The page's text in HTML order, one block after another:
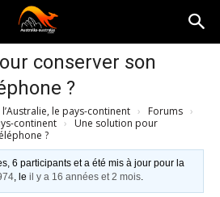
conserver son
?
le pays-continent › Forums ›
continent ›
Une solution pour
?
6 participants et a été mis à jour pour la
, leil y a 16 années et 2 mois.